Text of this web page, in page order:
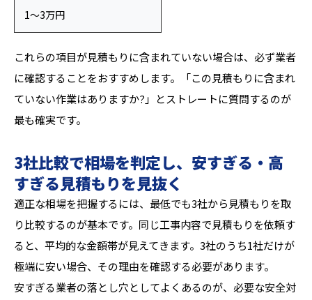
1〜3万円
これらの項目が見積もりに含まれていない場合は、必ず業者
に確認することをおすすめします。「この見積もりに含まれ
ていない作業はありますか?」とストレートに質問するのが
最も確実です。
3社比較で相場を判定し、安すぎる・高
すぎる見積もりを見抜く
適正な相場を把握するには、最低でも3社から見積もりを取
り比較するのが基本です。同じ工事内容で見積もりを依頼す
ると、平均的な金額帯が見えてきます。3社のうち1社だけが
極端に安い場合、その理由を確認する必要があります。
安すぎる業者の落とし穴としてよくあるのが、必要な安全対